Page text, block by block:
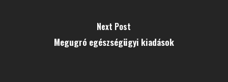
Next Post
Megugró egészségügyi kiadások